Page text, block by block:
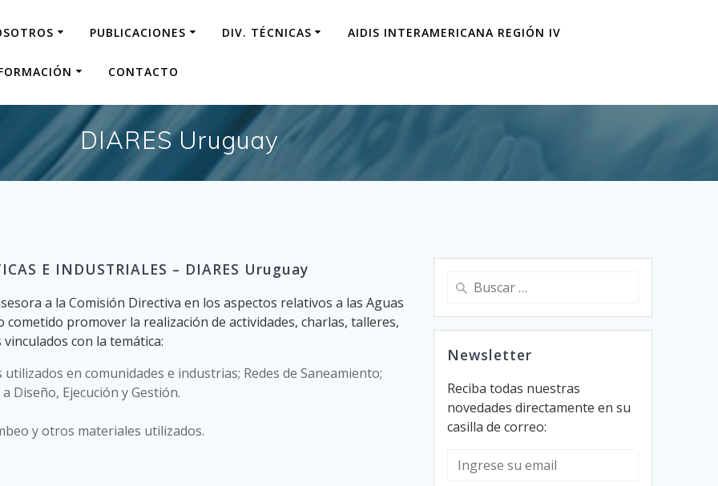
PUBLICACIONES DIV. TÉCNICAS AIDIS INTERAMERICANA REGIÓN IV
CONTACTO
DIARES Uruguay
E INDUSTRIALES – DIARES Uruguay
a la Comisión Directiva en los aspectos relativos a las Aguas
promover la realización de actividades, charlas, talleres,
con la temática:
en comunidades e industrias; Redes de Saneamiento;
Diseño, Ejecución y Gestión.
y otros materiales utilizados.
Buscar:
Newsletter
Reciba todas nuestras
novedades directamente en su
casilla de correo: